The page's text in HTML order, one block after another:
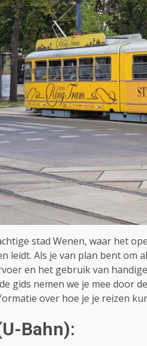
stad Wenen, waar het
leidt. Als je van plan bent om
en het gebruik van
gids nemen we je mee door
over hoe je je reizen
Bahn):